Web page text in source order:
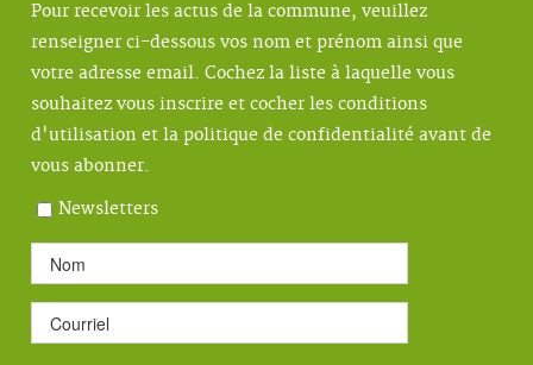
Pour recevoir les actus de la commune, veuillez
renseigner ci-dessous vos nom et prénom ainsi que
votre adresse email. Cochez la liste à laquelle vous
souhaitez vous inscrire et cocher les conditions
d'utilisation et la politique de confidentialité avant de
vous abonner.
Newsletters